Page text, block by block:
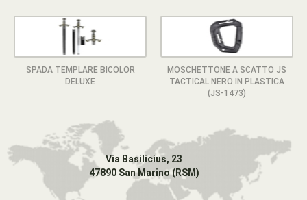
SPADA TEMPLARE BICOLOR
DELUXE
MOSCHETTONE A SCATTO JS
TACTICAL NERO IN PLASTICA
(JS-1473)
Via Basilicius, 23
47890 San Marino (RSM)